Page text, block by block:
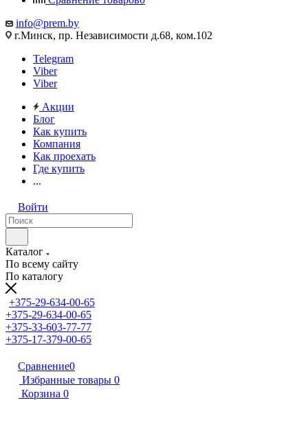
info@prem.by
г.Минск, пр. Независимости д.68, ком.102
Telegram
Viber
Viber
Акции
Блог
Как купить
Компания
Как проехать
Где купить
...
Войти
Каталог
По всему сайту
По каталогу
+375-29-634-00-65
+375-29-634-00-65
+375-33-603-77-77
+375-17-379-00-65
Сравнение0
Избранные товары 0
Корзина 0